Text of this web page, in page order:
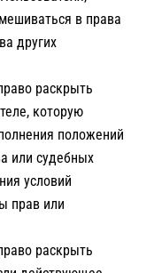
в права
других
раскрыть
которую
положений
или судебных
условий
прав или
раскрыть